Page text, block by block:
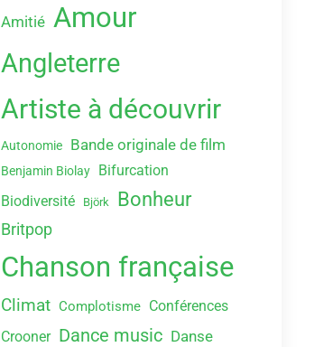
Amitié Amour
Angleterre
Artiste à découvrir
Autonomie Bande originale de film
Benjamin Biolay
Bifurcation
Biodiversité
Björk Bonheur
Britpop
Chanson française
Climat Complotisme Conférences
Crooner Dance music Danse